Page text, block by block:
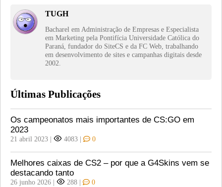
TUGH
Bacharel em Administração de Empresas e Especialista
em Marketing pela Pontifícia Universidade Católica do
Paraná, fundador do SiteCS e da FC Web, trabalhando
em desenvolvimento de sites e campanhas digitais desde
2002.
Últimas Publicações
Os campeonatos mais importantes de CS:GO em
2023
21 abril 2023 | 4083 | 0
Melhores caixas de CS2 – por que a G4Skins vem se
destacando tanto
26 junho 2026 | 288 | 0